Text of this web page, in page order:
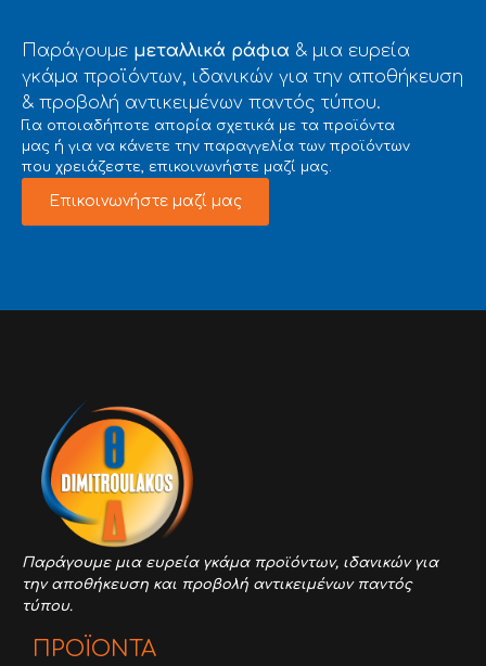
Παράγουμε μεταλλικά ράφια & μια ευρεία
γκάμα προϊόντων, ιδανικών για την αποθήκευση
& προβολή αντικειμένων παντός τύπου.
Για οποιαδήποτε απορία σχετικά με τα προϊόντα
μας ή για να κάνετε την παραγγελία των προϊόντων
που χρειάζεστε, επικοινωνήστε μαζί μας.
Επικοινωνήστε μαζί μας
Παράγουμε μια ευρεία γκάμα προϊόντων, ιδανικών για
την αποθήκευση και προβολή αντικειμένων παντός
τύπου.
ΠΡΟΪΟΝΤΑ